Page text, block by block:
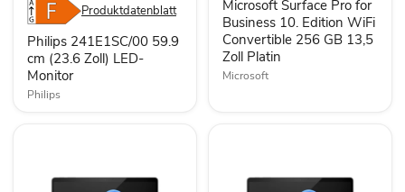
LED-
Monitor
Produktdatenblatt
Philips 241E1SC/00 59.9
cm (23.6 Zoll) LED-
Monitor
Philips
Edition
WiFi
Convertible
256
GB
13,5
Microsoft Surface Pro for
Business 10. Edition WiFi
Convertible 256 GB 13,5
Zoll Platin
Microsoft